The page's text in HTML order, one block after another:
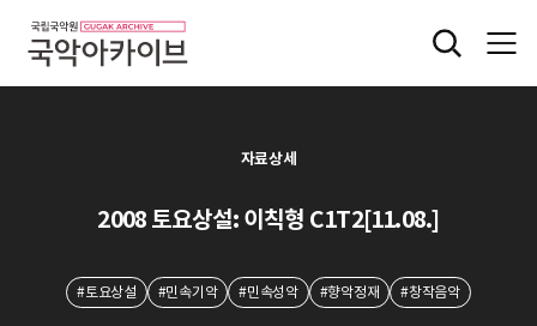
자료상세
2008 토요상설: 이칙형 C1T2[11.08.]
#토요상설 #민속기악 #민속성악 #향악정재 #창작음악